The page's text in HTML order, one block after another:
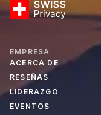
EMPRESA
ACERCA DE
RESEÑAS
LIDERAZGO
EVENTOS